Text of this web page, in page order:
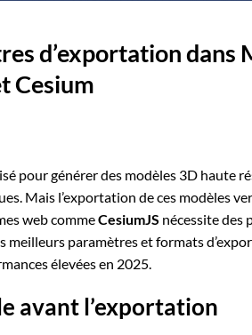
d’exportation dans
Cesium
pour générer des modèles 3D haute
Mais l’exportation de ces modèles
web commeCesiumJS nécessite des
meilleurs paramètres et formats
élevées en 2025.
avant l’exportation